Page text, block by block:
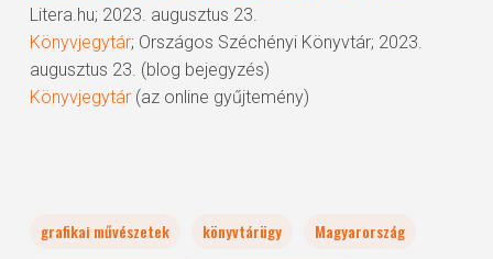
Litera.hu; 2023. augusztus 23.
Könyvjegytár; Országos Széchényi Könyvtár; 2023.
augusztus 23. (blog bejegyzés)
Könyvjegytár(az online gyűjtemény)
grafikai művészetek könyvtárügy
Magyarország